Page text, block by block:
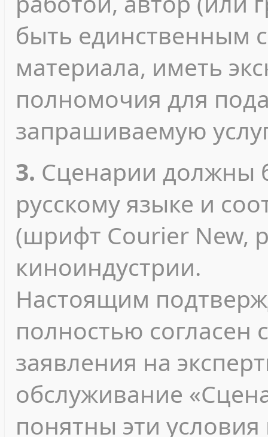
быть единственным
материала, иметь
полномочия для
запрашиваемую
3. Сценарии должны
русскому языке и
(шрифт Courier New,
киноиндустрии.
Настоящим
полностью согласен
заявления на
обслуживание
понятны эти